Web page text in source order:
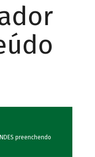
preenchendo